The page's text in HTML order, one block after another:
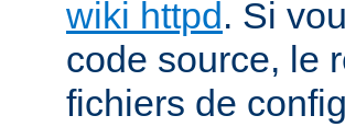
wiki httpd . Si
code source, le
fichiers de